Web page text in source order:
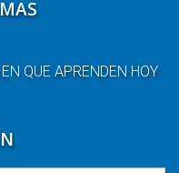
QUE APRENDEN HOY